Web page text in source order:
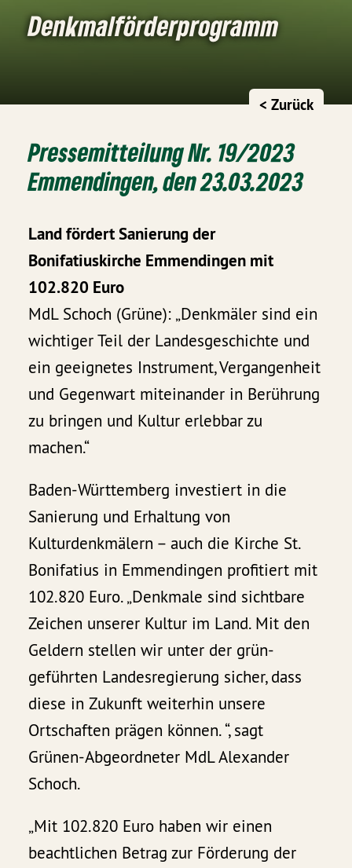
Denkmalförderprogramm
< Zurück
Pressemitteilung Nr. 19/2023
Emmendingen, den 23.03.2023
Land fördert Sanierung der
Bonifatiuskirche Emmendingen mit
102.820 Euro
MdL Schoch (Grüne): „Denkmäler sind ein
wichtiger Teil der Landesgeschichte und
ein geeignetes Instrument, Vergangenheit
und Gegenwart miteinander in Berührung
zu bringen und Kultur erlebbar zu
machen.“
Baden-Württemberg investiert in die
Sanierung und Erhaltung von
Kulturdenkmälern – auch die Kirche St.
Bonifatius in Emmendingen profitiert mit
102.820 Euro. „Denkmale sind sichtbare
Zeichen unserer Kultur im Land. Mit den
Geldern stellen wir unter der grün-
geführten Landesregierung sicher, dass
diese in Zukunft weiterhin unsere
Ortschaften prägen können. “, sagt
Grünen-Abgeordneter MdL Alexander
Schoch.
„Mit 102.820 Euro haben wir einen
beachtlichen Betrag zur Förderung der